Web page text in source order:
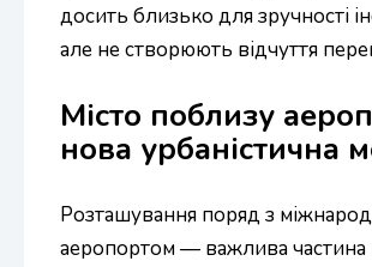
досить близько для зручності
але не створюють відчуття
Місто поблизу
нова урбаністична
Розташування поряд з
аеропортом — важлива частина